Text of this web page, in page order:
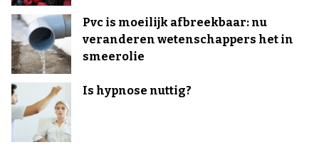
Pvc is moeilijk afbreekbaar: nu
veranderen wetenschappers het in
smeerolie
Is hypnose nuttig?